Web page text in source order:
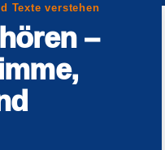
Texte verstehen
–